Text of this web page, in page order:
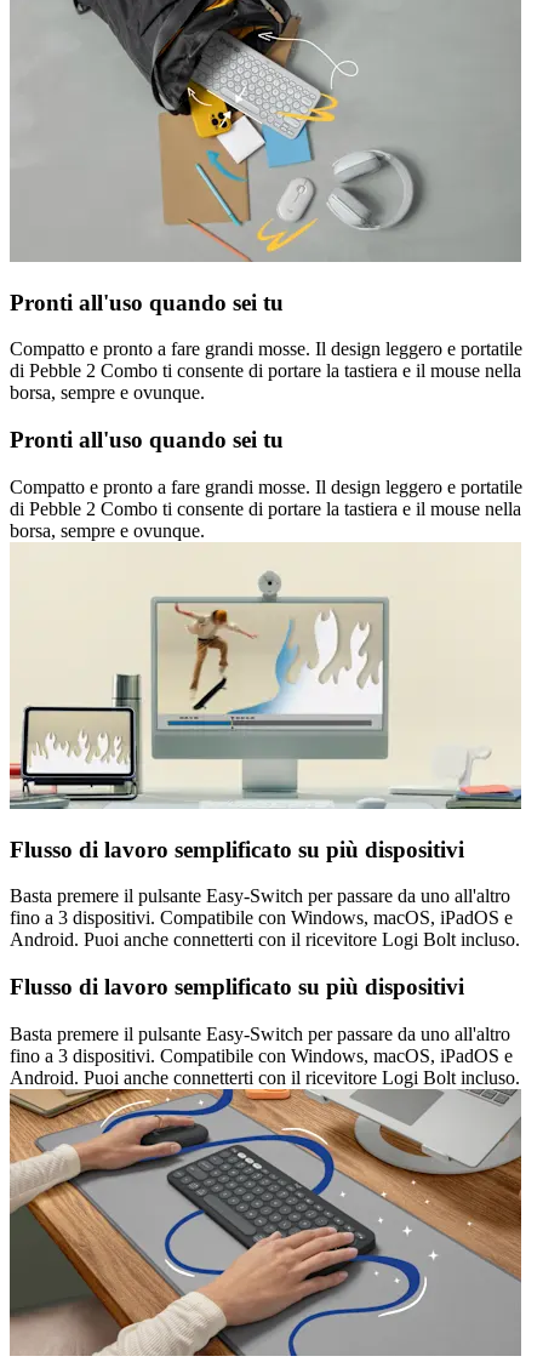
Pronti all'uso quando sei tu
Compatto e pronto a fare grandi mosse. Il design leggero e portatile
di Pebble 2 Combo ti consente di portare la tastiera e il mouse nella
borsa, sempre e ovunque.
Pronti all'uso quando sei tu
Compatto e pronto a fare grandi mosse. Il design leggero e portatile
di Pebble 2 Combo ti consente di portare la tastiera e il mouse nella
borsa, sempre e ovunque.
Flusso di lavoro semplificato su più dispositivi
Basta premere il pulsante Easy-Switch per passare da uno all'altro
fino a 3 dispositivi. Compatibile con Windows, macOS, iPadOS e
Android. Puoi anche connetterti con il ricevitore Logi Bolt incluso.
Flusso di lavoro semplificato su più dispositivi
Basta premere il pulsante Easy-Switch per passare da uno all'altro
fino a 3 dispositivi. Compatibile con Windows, macOS, iPadOS e
Android. Puoi anche connetterti con il ricevitore Logi Bolt incluso.